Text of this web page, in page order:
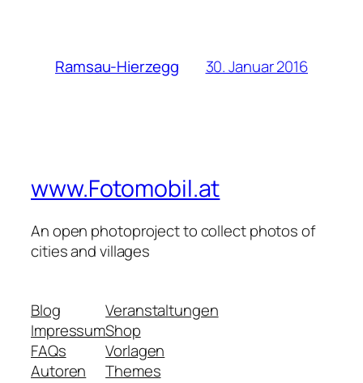
Ramsau-Hierzegg 30. Januar 2016
www.Fotomobil.at
An open photoproject to collect photos of
cities and villages
Blog
Impressum
FAQs
Autoren
Veranstaltungen
Shop
Vorlagen
Themes